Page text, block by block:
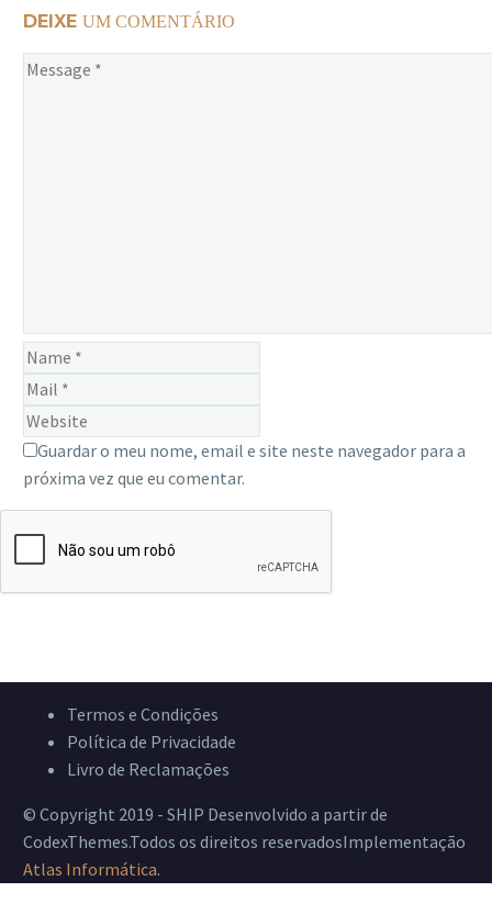
DEIXE UM COMENTÁRIO
Guardar o meu nome, email e site neste navegador para a
próxima vez que eu comentar.
Termos e Condições
Política de Privacidade
Livro de Reclamações
© Copyright 2019 - SHIP Desenvolvido a partir de
CodexThemes.Todos os direitos reservadosImplementação
Atlas Informática.